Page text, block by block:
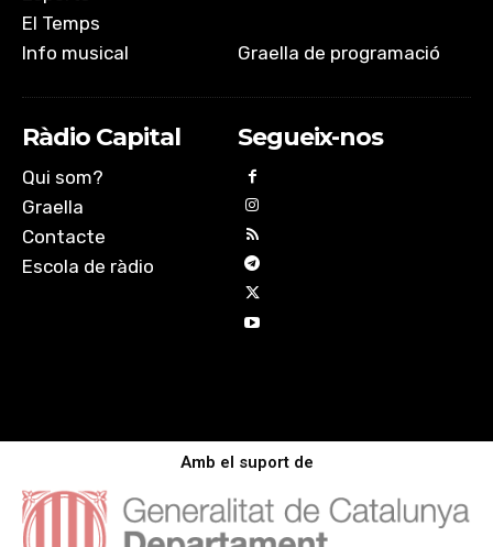
El Temps
Info musical
Graella de programació
Ràdio Capital
Qui som?
Graella
Contacte
Escola de ràdio
Segueix-nos
Amb el suport de